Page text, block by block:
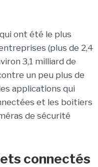
ont été le plus
(plus de 2,4
3,1 milliard de
un peu plus de
applications qui
et les boitiers
de sécurité
connectés